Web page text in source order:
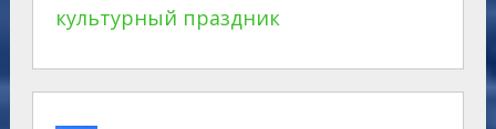
культурный праздник